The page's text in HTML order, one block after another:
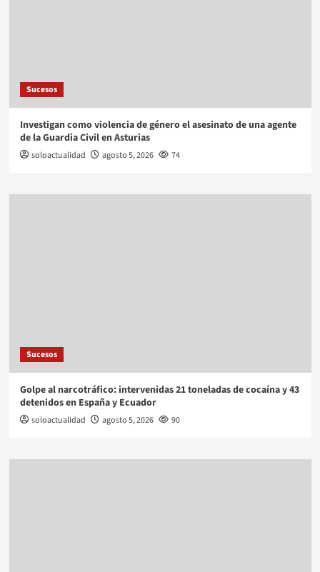
Sucesos
Investigan como violencia de género el asesinato de una agente
de la Guardia Civil en Asturias
soloactualidad agosto 5, 2026 74
Sucesos
Golpe al narcotráfico: intervenidas 21 toneladas de cocaína y 43
detenidos en España y Ecuador
soloactualidad agosto 5, 2026 90